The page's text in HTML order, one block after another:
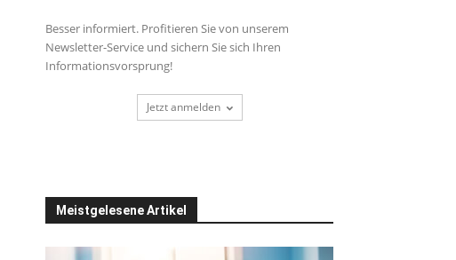
Besser informiert. Profitieren Sie von unserem
Newsletter-Service und sichern Sie sich Ihren
Informationsvorsprung!
Jetzt anmelden
Meistgelesene Artikel